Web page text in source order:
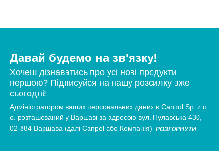
Давай будемо на зв'язку!
Хочеш дізнаватись про усі нові продукти
першою? Підписуйся на нашу розсилку вже
сьогодні!
Адміністратором ваших персональних даних є Canpol Sp. z o.
о. розташований у Варшаві за адресою вул. Пулавська 430,
02-884 Варшава (далі Canpol або Компанія). РОЗГОРНУТИ